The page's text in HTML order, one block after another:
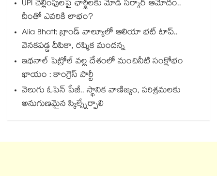
UPI చెల్లింపులపై ఛార్జీలకు మోడీ సర్కార్ ఆమోదం..
దీంతో ఎవరికి లాభం?
Alia Bhatt: బ్రాండ్ వాల్యూలో ఆలియా భట్ టాప్..
వెనకపడ్డ దీపికా, రష్మిక మందన్న
ఇథనాల్ పెట్రోల్ వల్ల దేశంలో మంచినీటి సంక్షోభం
ఖాయం : కాంగ్రెస్ పార్టీ
వెలుగు ఓపెన్ పేజీ.. స్థానిక వాణిజ్యం, పరిశ్రమలకు
అనుగుణమైన స్కిల్స్నేర్పాలి